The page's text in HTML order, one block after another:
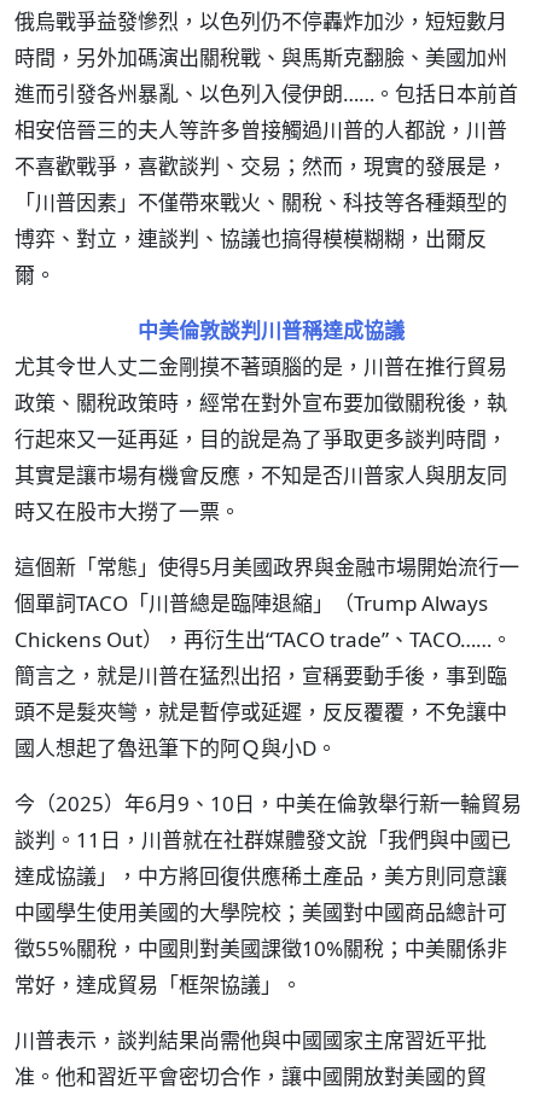
俄烏戰爭益發慘烈，以色列仍不停轟炸加沙，短短數月
時間，另外加碼演出關稅戰、與馬斯克翻臉、美國加州
進而引發各州暴亂、以色列入侵伊朗……。包括日本前首
相安倍晉三的夫人等許多曾接觸過川普的人都說，川普
不喜歡戰爭，喜歡談判、交易；然而，現實的發展是，
「川普因素」不僅帶來戰火、關稅、科技等各種類型的
博弈、對立，連談判、協議也搞得模模糊糊，出爾反
爾。
中美倫敦談判川普稱達成協議
尤其令世人丈二金剛摸不著頭腦的是，川普在推行貿易
政策、關稅政策時，經常在對外宣布要加徵關稅後，執
行起來又一延再延，目的說是為了爭取更多談判時間，
其實是讓市場有機會反應，不知是否川普家人與朋友同
時又在股市大撈了一票。
這個新「常態」使得5月美國政界與金融市場開始流行一
個單詞TACO「川普總是臨陣退縮」（Trump Always
Chickens Out），再衍生出“TACO trade”、TACO……。
簡言之，就是川普在猛烈出招，宣稱要動手後，事到臨
頭不是髮夾彎，就是暫停或延遲，反反覆覆，不免讓中
國人想起了魯迅筆下的阿Ｑ與小D。
今（2025）年6月9、10日，中美在倫敦舉行新一輪貿易
談判。11日，川普就在社群媒體發文說「我們與中國已
達成協議」，中方將回復供應稀土產品，美方則同意讓
中國學生使用美國的大學院校；美國對中國商品總計可
徵55%關稅，中國則對美國課徵10%關稅；中美關係非
常好，達成貿易「框架協議」。
川普表示，談判結果尚需他與中國國家主席習近平批
准。他和習近平會密切合作，讓中國開放對美國的貿